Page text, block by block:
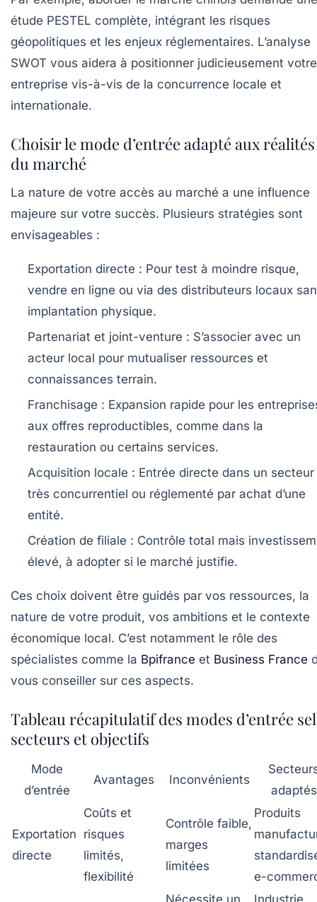
étude PESTEL complète, intégrant les risques
géopolitiques et les enjeux réglementaires. L’analyse
SWOT vous aidera à positionner judicieusement votre
entreprise vis-à-vis de la concurrence locale et
internationale.
Choisir le mode d’entrée adapté aux réalités
du marché
La nature de votre accès au marché a une influence
majeure sur votre succès. Plusieurs stratégies sont
envisageables :
Exportation directe : Pour test à moindre risque,
vendre en ligne ou via des distributeurs locaux
implantation physique.
Partenariat et joint-venture : S’associer avec un
acteur local pour mutualiser ressources et
connaissances terrain.
Franchisage : Expansion rapide pour les
aux offres reproductibles, comme dans la
restauration ou certains services.
Acquisition locale : Entrée directe dans un secteur
très concurrentiel ou réglementé par achat d’une
entité.
Création de filiale : Contrôle total mais
élevé, à adopter si le marché justifie.
Ces choix doivent être guidés par vos ressources, la
nature de votre produit, vos ambitions et le contexte
économique local. C’est notamment le rôle des
spécialistes comme la Bpifrance et Business France
vous conseiller sur ces aspects.
Tableau récapitulatif des modes d’entrée
secteurs et objectifs
Mode
d’entrée
Avantages Inconvénients
adaptés
Exportation
directe
Coûts et
risques
limités,
flexibilité
Contrôle faible,
marges
limitées
Produits
e-